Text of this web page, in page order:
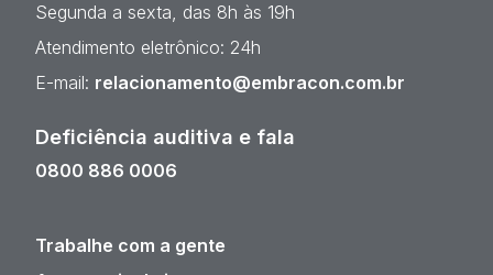
Segunda a sexta, das 8h às 19h
Atendimento eletrônico: 24h
E-mail: relacionamento@embracon.com.br
Deficiência auditiva e fala
0800 886 0006
Trabalhe com a gente